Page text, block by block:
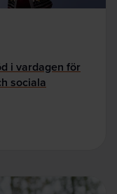
i vardagen för
sociala